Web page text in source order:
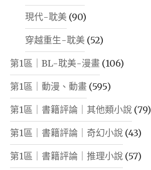
現代-耽美 (90)
穿越重生-耽美 (52)
第1區｜BL-耽美-漫畫 (106)
第1區｜動漫、動畫 (595)
第1區｜書籍評論｜其他類小說 (79)
第1區｜書籍評論｜奇幻小說 (43)
第1區｜書籍評論｜推理小說 (57)